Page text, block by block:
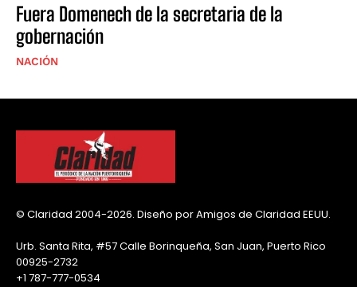
Fuera Domenech de la secretaria de la
gobernación
NACIÓN
© Claridad 2004-2026. Diseño por Amigos de Claridad EEUU.
Urb. Santa Rita, #57 Calle Borinqueña, San Juan, Puerto Rico
00925-2732
+1 787-777-0534